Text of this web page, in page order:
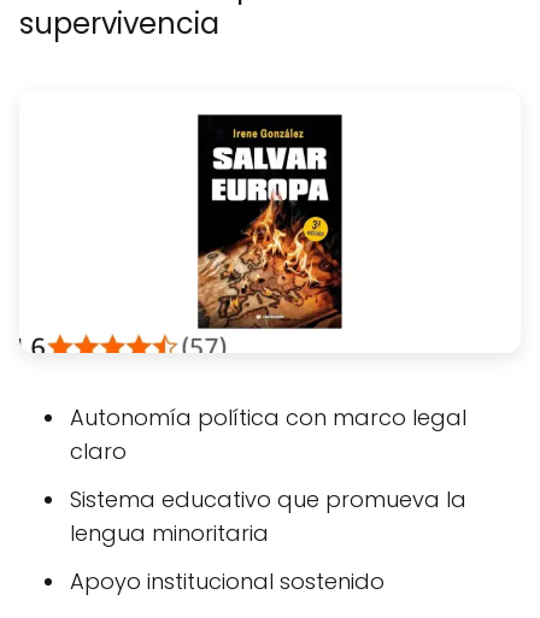
supervivencia
Autonomía política con marco legal
claro
Sistema educativo que promueva la
lengua minoritaria
Apoyo institucional sostenido